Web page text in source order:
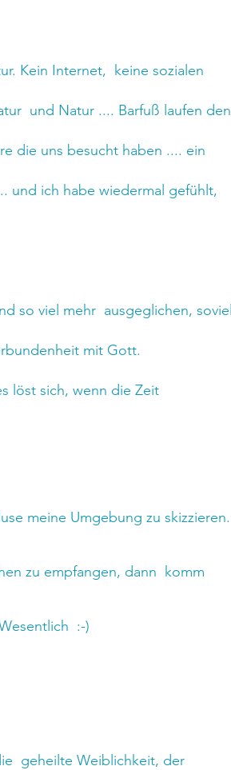
Kein Internet,  keine sozialen
und Natur .... Barfuß laufen den
die uns besucht haben .... ein
und ich habe wiedermal gefühlt,
so viel mehr  ausgeglichen, soviel
mit Gott.
löst sich, wenn die Zeit
meine Umgebung zu skizzieren.
zu empfangen, dann  komm
:-)
geheilte Weiblichkeit, der